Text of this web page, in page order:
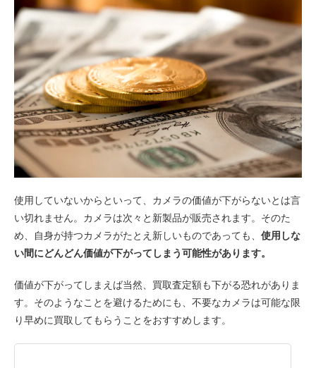
使用していないからといって、カメラの価値が下がらないとは言
い切れません。カメラは次々と新製品が販売されます。そのた
め、自身が持つカメラがたとえ新しいものであっても、 使用しな
い間にどんどん価値が下がってしまう可能性があります。
価値が下がってしまえば当然、買取査定額も下がる恐れがありま
す。そのようなことを避けるためにも、不要なカメラは可能な限
り早めに買取してもらうことをおすすめします。